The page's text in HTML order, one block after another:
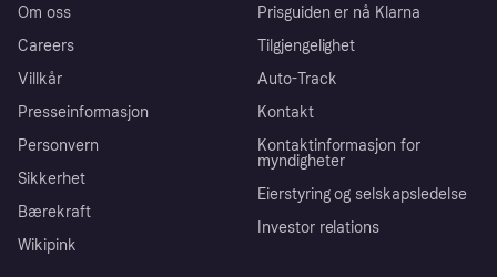
Om oss
Careers
Villkår
Presseinformasjon
Personvern
Sikkerhet
Bærekraft
Wikipink
Prisguiden er nå Klarna
Tilgjengelighet
Auto-Track
Kontakt
Kontaktinformasjon for
myndigheter
Eierstyring og selskapsledelse
Investor relations